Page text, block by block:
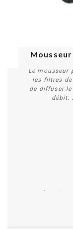
Le mousseur
les filtres de
de diffuser le
débit.